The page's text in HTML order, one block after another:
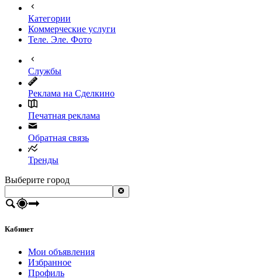
Категории
Коммерческие услуги
Теле. Эле. Фото
Службы
Реклама на Сделкино
Печатная реклама
Обратная связь
Тренды
Выберите город
Кабинет
Мои объявления
Избранное
Профиль